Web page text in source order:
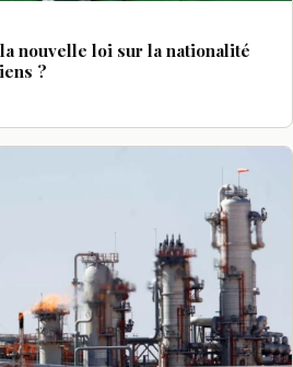
nouvelle loi sur la nationalité
?